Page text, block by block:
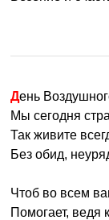
День
Мы сегодня
Так живите
Без обид,
Чтоб во всем
Помогает, ведя